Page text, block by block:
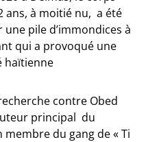
ans, à moitié nu, a été
pile d’immondices à
qui a provoqué une
haïtienne
contre Obed
principal du
du gang de « Ti